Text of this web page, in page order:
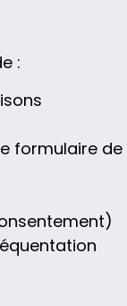
:
formulaire de